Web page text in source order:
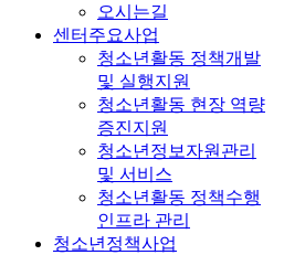
오시는길
센터주요사업
청소년활동 정책개발
및 실행지원
청소년활동 현장 역량
증진지원
청소년정보자원관리
및 서비스
청소년활동 정책수행
인프라 관리
청소년정책사업